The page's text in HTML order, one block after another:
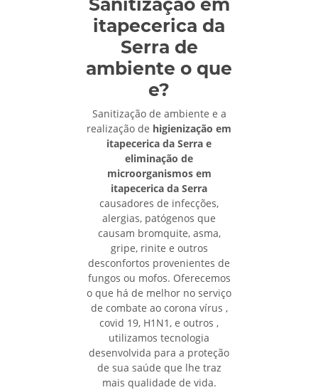
itapecerica da
Serra de
ambiente o que
e?
Sanitização de ambiente e a
realização de higienização em
itapecerica da Serra e
eliminação de
microorganismos em
itapecerica da Serra
causadores de infecções,
alergias, patógenos que
causam bromquite, asma,
gripe, rinite e outros
desconfortos provenientes de
fungos ou mofos. Oferecemos
o que há de melhor no serviço
de combate ao corona vírus ,
covid 19, H1N1, e outros ,
utilizamos tecnologia
desenvolvida para a proteção
de sua saúde que lhe traz
mais qualidade de vida.